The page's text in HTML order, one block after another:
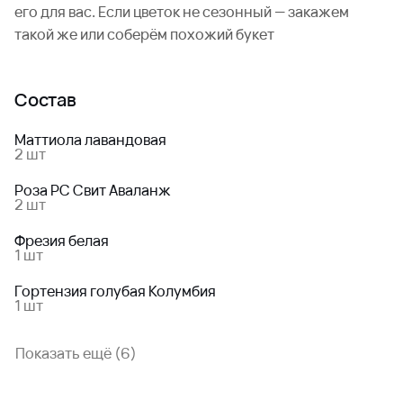
его для вас. Если цветок не сезонный — закажем
такой же или соберём похожий букет
Состав
Маттиола лавандовая
2 шт
Роза РС Свит Аваланж
2 шт
Фрезия белая
1 шт
Гортензия голубая Колумбия
1 шт
Показать ещё (6)